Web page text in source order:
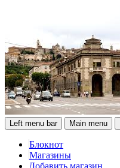
Left menu bar Main menu
Блокнот
Магазины
Добавить магазин